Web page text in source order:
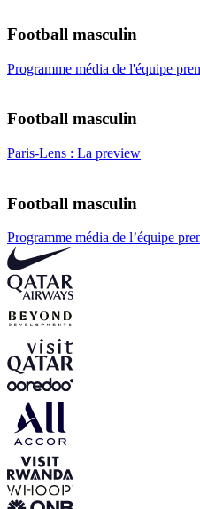
Football masculin
Programme média de l'équipe
Football masculin
Paris-Lens : La preview
Football masculin
Programme média de l’équipe